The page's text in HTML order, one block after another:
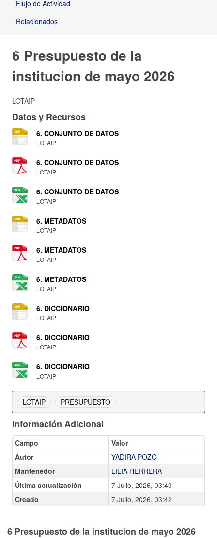
Flujo de Actividad
Relacionados
6 Presupuesto de la
institucion de mayo 2026
LOTAIP
Datos y Recursos
6. CONJUNTO DE DATOS
LOTAIP
6. CONJUNTO DE DATOS
LOTAIP
6. CONJUNTO DE DATOS
LOTAIP
6. METADATOS
LOTAIP
6. METADATOS
LOTAIP
6. METADATOS
LOTAIP
6. DICCIONARIO
LOTAIP
6. DICCIONARIO
LOTAIP
6. DICCIONARIO
LOTAIP
LOTAIP PRESUPUESTO
Información Adicional
Campo
Valor
Autor
YADIRA POZO
Mantenedor
LILIA HERRERA
Última actualización
7 Julio, 2026, 03:43
Creado
7 Julio, 2026, 03:42
6 Presupuesto de la institucion de mayo 2026